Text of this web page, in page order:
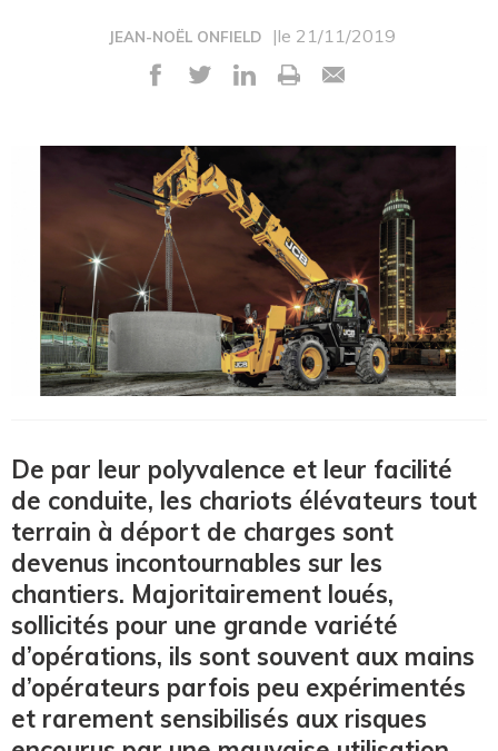
JEAN-NOËL ONFIELD |le 21/11/2019
De par leur polyvalence et leur facilité
de conduite, les chariots élévateurs tout
terrain à déport de charges sont
devenus incontournables sur les
chantiers. Majoritairement loués,
sollicités pour une grande variété
d’opérations, ils sont souvent aux mains
d’opérateurs parfois peu expérimentés
et rarement sensibilisés aux risques